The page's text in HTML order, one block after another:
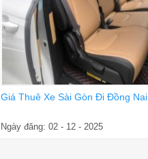
Giá Thuê Xe Sài Gòn Đi Đồng Nai
Ngày đăng: 02 - 12 - 2025